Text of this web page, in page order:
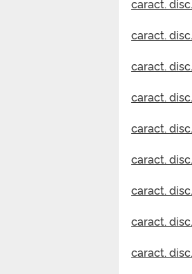
caract.
caract.
caract.
caract.
caract.
caract.
caract.
caract.
caract.